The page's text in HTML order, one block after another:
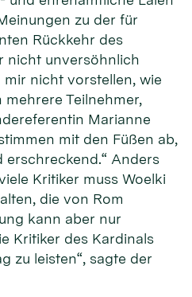
zu der für
Rückkehr des
nicht unversöhnlich
mir nicht vorstellen, wie
mehrere Teilnehmer,
Marianne
mit den Füßen ab,
erschreckend.“ Anders
Kritiker muss Woelki
die von Rom
kann aber nur
Kritiker des Kardinals
zu leisten“, sagte der